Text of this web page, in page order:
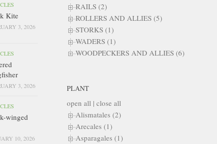
RAILS (2)
ROLLERS AND ALLIES (5)
STORKS (1)
WADERS (1)
WOODPECKERS AND ALLIES (6)
PLANT
open all | close all
Alismatales (2)
Arecales (1)
Asparagales (1)
Kite
3, 2026
3, 2026
winged
10, 2026